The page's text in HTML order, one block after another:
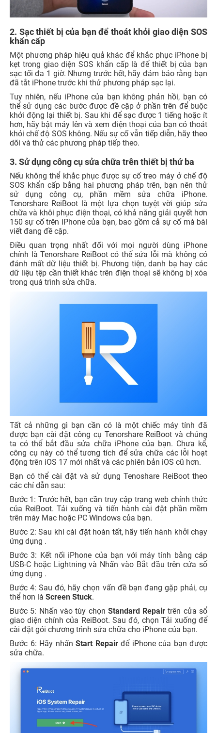
2. Sạc thiết bị của bạn để thoát khỏi giao diện SOS
khẩn cấp
Một phương pháp hiệu quả khác để khắc phục iPhone bị
kẹt trong giao diện SOS khẩn cấp là để thiết bị của bạn
sạc tối đa 1 giờ. Nhưng trước hết, hãy đảm bảo rằng bạn
đã tắt iPhone trước khi thử phương pháp sạc lại.
Tuy nhiên, nếu iPhone của bạn không phản hồi, bạn có
thể sử dụng các bước được đề cập ở phần trên để buộc
khởi động lại thiết bị. Sau khi để sạc được 1 tiếng hoặc ít
hơn, hãy bật máy lên và xem điện thoại của bạn có thoát
khỏi chế độ SOS không. Nếu sự cố vẫn tiếp diễn, hãy theo
dõi và thử các phương pháp tiếp theo.
3. Sử dụng công cụ sửa chữa trên thiết bị thứ ba
Nếu không thể khắc phục được sự cố treo máy ở chế độ
SOS khẩn cấp bằng hai phương pháp trên, bạn nên thử
sử dụng công cụ, phần mềm sửa chữa iPhone.
Tenorshare ReiBoot là một lựa chọn tuyệt vời giúp sửa
chữa và khôi phục điện thoại, có khả năng giải quyết hơn
150 sự cố trên iPhone của bạn, bao gồm cả sự cố mà bài
viết đang đề cập.
Điều quan trọng nhất đối với mọi người dùng iPhone
chính là Tenorshare ReiBoot có thể sửa lỗi mà không có
đánh mất dữ liệu thiết bị. Phương tiện, danh bạ hay các
dữ liệu tệp cần thiết khác trên điện thoại sẽ không bị xóa
trong quá trình sửa chữa.
Tất cả những gì bạn cần có là một chiếc máy tính đã
được bạn cài đặt công cụ Tenorshare ReiBoot và chúng
ta có thể bắt đầu sửa chữa iPhone của bạn. Chưa kể,
công cụ này có thể tương tích để sửa chữa các lỗi hoạt
động trên iOS 17 mới nhất và các phiên bản iOS cũ hơn.
Bạn có thể cài đặt và sử dụng Tenoshare ReiBoot theo
các chỉ dẫn sau:
Bước 1: Trước hết, bạn cần truy cập trang web chính thức
của ReiBoot. Tải xuống và tiến hành cài đặt phần mềm
trên máy Mac hoặc PC Windows của bạn.
Bước 2: Sau khi cài đặt hoàn tất, hãy tiến hành khởi chạy
ứng dụng .
Bước 3: Kết nối iPhone của bạn với máy tính bằng cáp
USB-C hoặc Lightning và Nhấn vào Bắt đầu trên cửa sổ
ứng dụng .
Bước 4: Sau đó, hãy chọn vấn đề bạn đang gặp phải, cụ
thể hơn là Screen Stuck.
Bước 5: Nhấn vào tùy chọn Standard Repair trên cửa sổ
giao diện chính của ReiBoot. Sau đó, chọn Tải xuống để
cài đặt gói chương trình sửa chữa cho iPhone của bạn.
Bước 6: Hãy nhấn Start Repair để iPhone của bạn được
sửa chữa.